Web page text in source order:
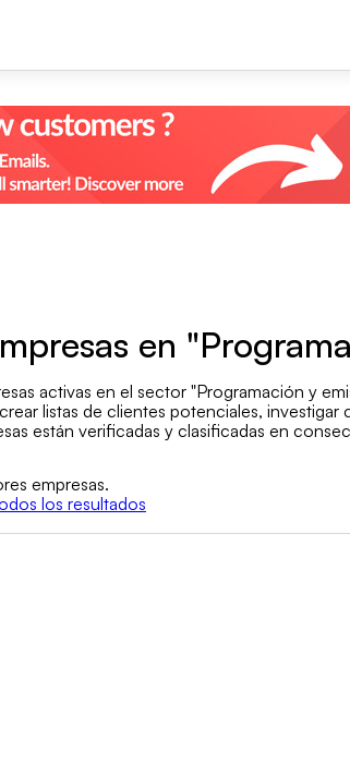
en
activas en el sector "Programación y
listas de clientes potenciales,
están verificadas y clasificadas en
empresas.
los resultados